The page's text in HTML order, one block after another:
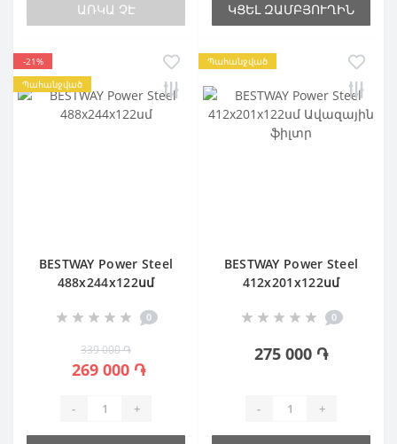
ԱՌԿԱ ՉԷ ԿՑԵԼ ԶԱՄԲՅՈՒՂԻՆ
-21%
Պահանջված
BESTWAY Power Steel
488x244х122սմ
0
339 000 ֏
269 000 ֏
- +
Պահանջված
BESTWAY Power Steel
412x201х122սմ
0
275 000 ֏
- +